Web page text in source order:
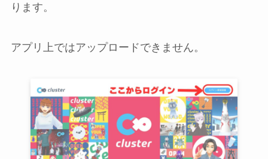
ります。
アプリ上ではアップロードできません。